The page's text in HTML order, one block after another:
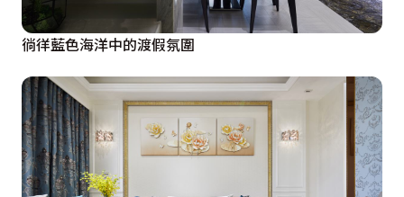
徜徉藍色海洋中的渡假氛圍